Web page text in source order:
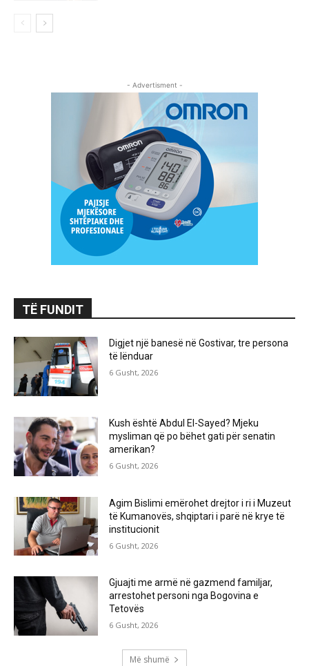
- Advertisment -
TË FUNDIT
Digjet një banesë në Gostivar, tre persona
të lënduar
6 Gusht, 2026
Kush është Abdul El-Sayed? Mjeku
mysliman që po bëhet gati për senatin
amerikan?
6 Gusht, 2026
Agim Bislimi emërohet drejtor i ri i Muzeut
të Kumanovës, shqiptari i parë në krye të
institucionit
6 Gusht, 2026
Gjuajti me armë në gazmend familjar,
arrestohet personi nga Bogovina e
Tetovës
6 Gusht, 2026
Më shumë